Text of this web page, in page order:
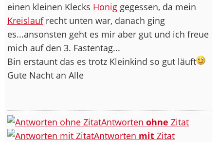
einen kleinen Klecks Honig gegessen, da mein
Kreislaufrecht unten war, danach ging
es...ansonsten geht es mir aber gut und ich freue
mich auf den 3. Fastentag...
Bin erstaunt das es trotz Kleinkind so gut läuft
Gute Nacht an Alle
Antworten ohne Zitat
Antworten mit Zitat